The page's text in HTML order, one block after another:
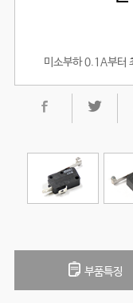
미소부하 0.1A부터
부품특징